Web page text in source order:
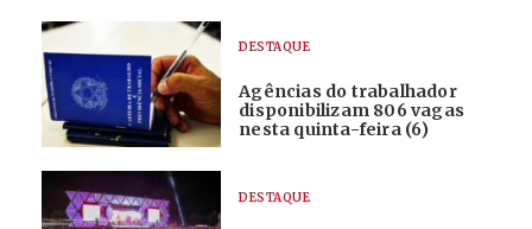
DESTAQUE
Agências do trabalhador
disponibilizam 806 vagas
nesta quinta-feira (6)
DESTAQUE